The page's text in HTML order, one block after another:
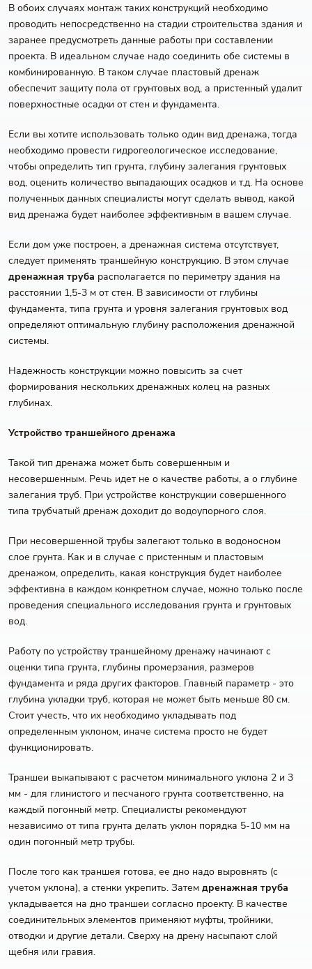
В обоих случаях монтаж таких конструкций необходимо
проводить непосредственно на стадии строительства здания и
заранее предусмотреть данные работы при составлении
проекта. В идеальном случае надо соединить обе системы в
комбинированную. В таком случае пластовый дренаж
обеспечит защиту пола от грунтовых вод, а пристенный удалит
поверхностные осадки от стен и фундамента.
Если вы хотите использовать только один вид дренажа, тогда
необходимо провести гидрогеологическое исследование,
чтобы определить тип грунта, глубину залегания грунтовых
вод, оценить количество выпадающих осадков и т.д. На основе
полученных данных специалисты могут сделать вывод, какой
вид дренажа будет наиболее эффективным в вашем случае.
Если дом уже построен, а дренажная система отсутствует,
следует применять траншейную конструкцию. В этом случае
дренажная труба располагается по периметру здания на
расстоянии 1,5-3 м от стен. В зависимости от глубины
фундамента, типа грунта и уровня залегания грунтовых вод
определяют оптимальную глубину расположения дренажной
системы.
Надежность конструкции можно повысить за счет
формирования нескольких дренажных колец на разных
глубинах.
Устройство траншейного дренажа
Такой тип дренажа может быть совершенным и
несовершенным. Речь идет не о качестве работы, а о глубине
залегания труб. При устройстве конструкции совершенного
типа трубчатый дренаж доходит до водоупорного слоя.
При несовершенной трубы залегают только в водоносном
слое грунта. Как и в случае с пристенным и пластовым
дренажом, определить, какая конструкция будет наиболее
эффективна в каждом конкретном случае, можно только после
проведения специального исследования грунта и грунтовых
вод.
Работу по устройству траншейному дренажу начинают с
оценки типа грунта, глубины промерзания, размеров
фундамента и ряда других факторов. Главный параметр - это
глубина укладки труб, которая не может быть меньше 80 см.
Стоит учесть, что их необходимо укладывать под
определенным уклоном, иначе система просто не будет
функционировать.
Траншеи выкапывают с расчетом минимального уклона 2 и 3
мм - для глинистого и песчаного грунта соответственно, на
каждый погонный метр. Специалисты рекомендуют
независимо от типа грунта делать уклон порядка 5-10 мм на
один погонный метр трубы.
После того как траншея готова, ее дно надо выровнять (с
учетом уклона), а стенки укрепить. Затем дренажная труба
укладывается на дно траншеи согласно проекту. В качестве
соединительных элементов применяют муфты, тройники,
отводки и другие детали. Сверху на дрену насыпают слой
щебня или гравия.